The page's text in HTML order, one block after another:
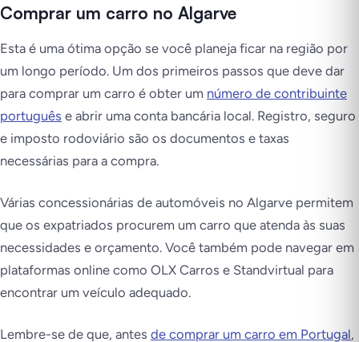
Comprar um carro no Algarve
Esta é uma ótima opção se você planeja ficar na região por
um longo período. Um dos primeiros passos que deve dar
para comprar um carro é obter um número de contribuinte
português e abrir uma conta bancária local. Registro, seguro
e imposto rodoviário são os documentos e taxas
necessárias para a compra.
Várias concessionárias de automóveis no Algarve permitem
que os expatriados procurem um carro que atenda às suas
necessidades e orçamento. Você também pode navegar em
plataformas online como OLX Carros e Standvirtual para
encontrar um veículo adequado.
Lembre-se de que, antes de comprar um carro em Portugal,